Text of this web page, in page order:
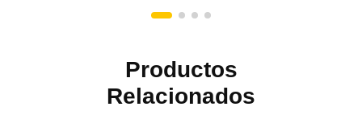
Productos
Relacionados